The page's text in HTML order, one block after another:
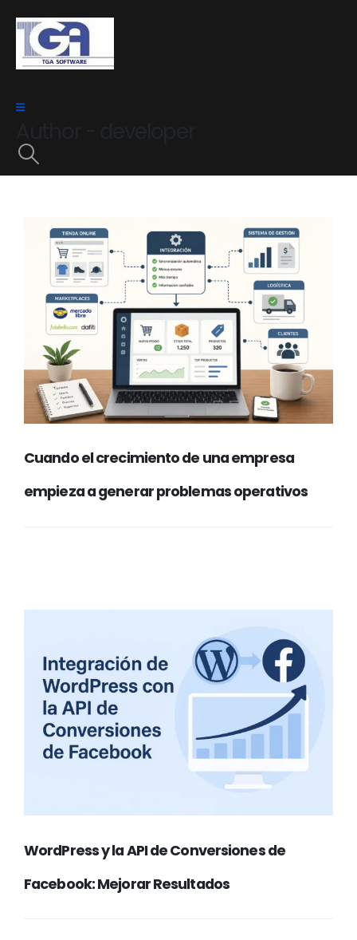
Cuando el crecimiento de una empresa
empieza a generar problemas operativos
WordPress y la API de Conversiones de
Facebook: Mejorar Resultados